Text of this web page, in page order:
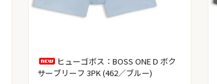
ヒューゴボス：BOSS ONE D ボク
サーブリーフ 3PK (462／ブルー)